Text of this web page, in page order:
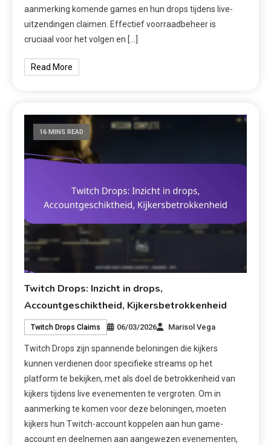
aanmerking komende games en hun drops tijdens live-
uitzendingen claimen. Effectief voorraadbeheer is
cruciaal voor het volgen en […]
Read More
16 MINS READ
Twitch Drops: Inzicht in drops,
Accountgeschiktheid, Kijkersbetrokkenheid
Twitch Drops Claims 06/03/2026 Marisol Vega
Twitch Drops zijn spannende beloningen die kijkers
kunnen verdienen door specifieke streams op het
platform te bekijken, met als doel de betrokkenheid van
kijkers tijdens live evenementen te vergroten. Om in
aanmerking te komen voor deze beloningen, moeten
kijkers hun Twitch-account koppelen aan hun game-
account en deelnemen aan aangewezen evenementen,